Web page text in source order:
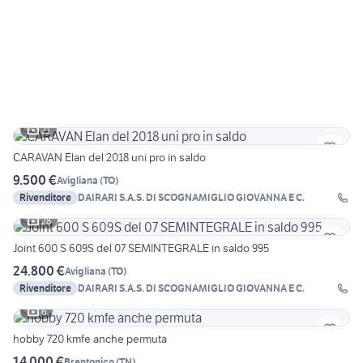
21
CARAVAN Elan del 2018 uni pro in saldo
9.500 €Avigliana (TO)
Rivenditore DAIRARI S.A.S. DI SCOGNAMIGLIO GIOVANNA E C.
28
Joint 600 S 609S del 07 SEMINTEGRALE in saldo 995
24.800 €Avigliana (TO)
Rivenditore DAIRARI S.A.S. DI SCOGNAMIGLIO GIOVANNA E C.
6
hobby 720 kmfe anche permuta